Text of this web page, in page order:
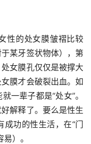
性的处女膜皱褶比较
某牙签状物体），第
女膜孔仅仅是被撑大
膜才会破裂出血。如
一辈子都是“处女”。
解释了。要么是性生
成功的性生活，在“门
）。